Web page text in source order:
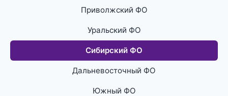
Приволжский ФО
Уральский ФО
Сибирский ФО
Дальневосточный ФО
Южный ФО